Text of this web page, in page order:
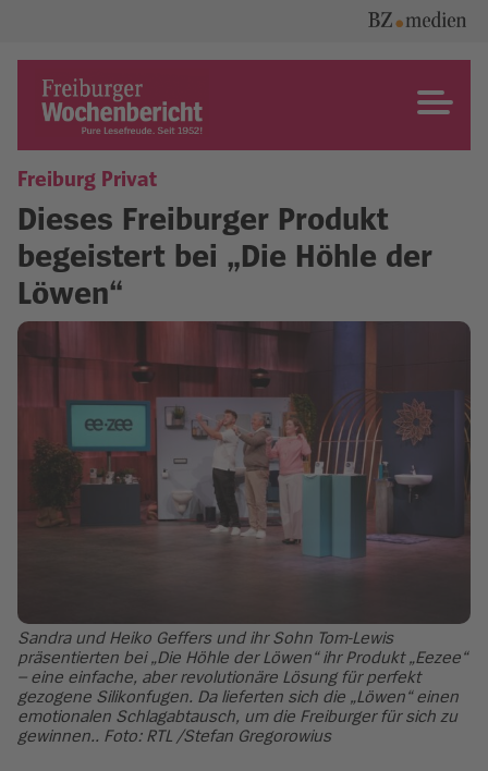
content
Freiburger Wochenbericht
Freiburg Privat
Dieses Freiburger Produkt
begeistert bei „Die Höhle der
Löwen“
Sandra und Heiko Geffers und ihr Sohn Tom-Lewis
präsentierten bei „Die Höhle der Löwen“ ihr Produkt „Eezee“
– eine einfache, aber revolutionäre Lösung für perfekt
gezogene Silikonfugen. Da lieferten sich die „Löwen“ einen
emotionalen Schlagabtausch, um die Freiburger für sich zu
gewinnen.. Foto: RTL /Stefan Gregorowius